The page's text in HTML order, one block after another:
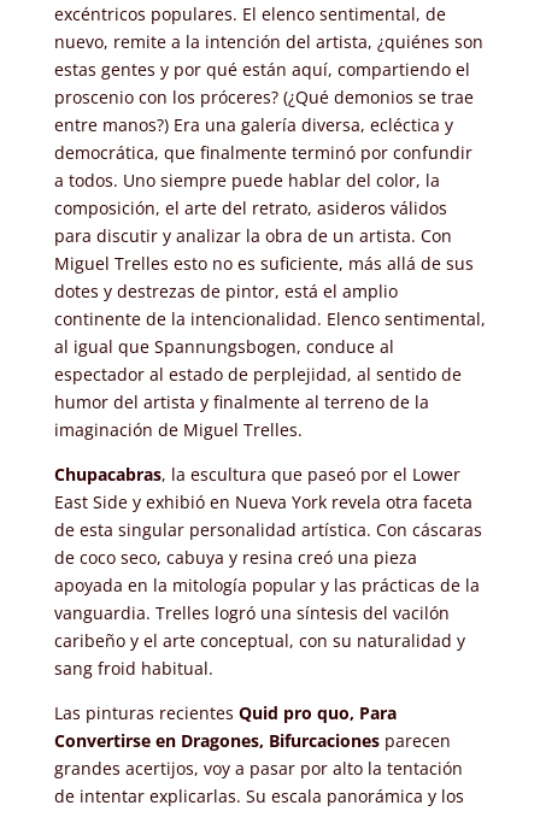
excéntricos populares. El elenco sentimental, de
nuevo, remite a la intención del artista, ¿quiénes son
estas gentes y por qué están aquí, compartiendo el
proscenio con los próceres? (¿Qué demonios se trae
entre manos?) Era una galería diversa, ecléctica y
democrática, que finalmente terminó por confundir
a todos. Uno siempre puede hablar del color, la
composición, el arte del retrato, asideros válidos
para discutir y analizar la obra de un artista. Con
Miguel Trelles esto no es suficiente, más allá de sus
dotes y destrezas de pintor, está el amplio
continente de la intencionalidad. Elenco sentimental,
al igual que Spannungsbogen, conduce al
espectador al estado de perplejidad, al sentido de
humor del artista y finalmente al terreno de la
imaginación de Miguel Trelles.
Chupacabras, la escultura que paseó por el Lower
East Side y exhibió en Nueva York revela otra faceta
de esta singular personalidad artística. Con cáscaras
de coco seco, cabuya y resina creó una pieza
apoyada en la mitología popular y las prácticas de la
vanguardia. Trelles logró una síntesis del vacilón
caribeño y el arte conceptual, con su naturalidad y
sang froid habitual.
Las pinturas recientes Quid pro quo, Para
Convertirse en Dragones, Bifurcacionesparecen
grandes acertijos, voy a pasar por alto la tentación
de intentar explicarlas. Su escala panorámica y los